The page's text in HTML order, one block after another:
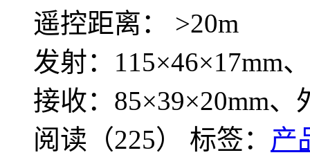
遥控距离： >20m
发射：115×46×17mm
接收：85×39×20mm
阅读（225） 标签： 产